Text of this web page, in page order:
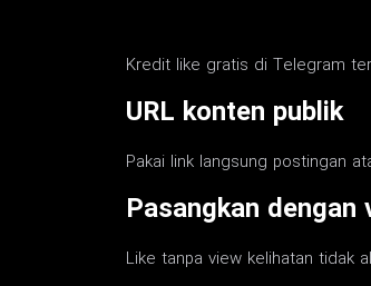
Kredit like gratis di Telegram
URL konten publik
Pakai link langsung postingan
Pasangkan dengan
Like tanpa view kelihatan tidak